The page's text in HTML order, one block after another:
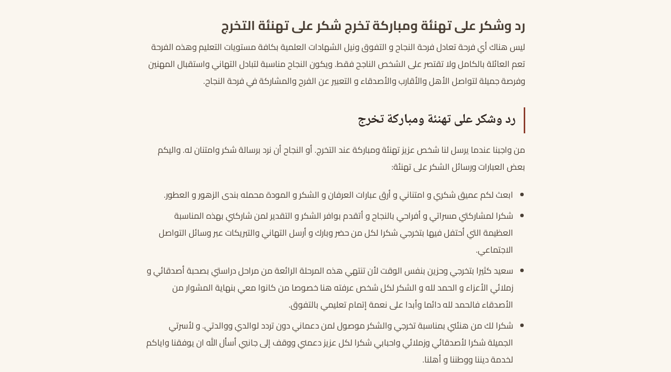
رد وشكر على تهنئة ومباركة تخرج شكر على تهنئة التخرج
ليس هناك أي فرحة تعادل فرحة النجاح و التفوق ونيل الشهادات العلمية بكافة مستويات التعليم وهذه الفرحة
تعم العائلة بالكامل ولا تقتصر على الشخص الناجح فقط. ويكون النجاح مناسبة لتبادل التهاني واستقبال المهنين
وفرصة جميلة لتواصل الأهل والأقارب والأصدقاء و التعبير عن الفرح والمشاركة في فرحة النجاح.
رد وشكر على تهنئة ومباركة تخرج
من واجبنا عندما يرسل لنا شخص عزيز تهنئة ومباركة عند التخرج. أو النجاح أن نرد برسالة شكر وامتنان له. واليكم
بعض العبارات ورسائل الشكر على تهنئة:
ابعث لكم عميق شكري و امتناني و أرق عبارات العرفان و الشكر و المودة محمله بندى الزهور و العطور.
شكرا لمشاركتي مسراتي و أفراحي بالنجاح و أتقدم بوافر الشكر و التقدير لمن شاركني بهذه المناسبة
العظيمة التي أحتفل فيها بتخرجي شكرا لكل من حضر وبارك و أرسل التهاني والتبريكات عبر وسائل التواصل
الاجتماعي.
سعيد كثيرا بتخرجي وحزين بنفس الوقت لأن تنتهي هذه المرحلة الرائعة من مراحل دراستي بصحبة أصدقائي و
زملائي الأعزاء و الحمد لله و الشكر لكل شخص عرفته هنا خصوصا من كانوا معي بنهاية المشوار من
الأصدقاء فالحمد لله دائما وأبدا على نعمة إتمام تعليمي بالتفوق.
شكرا لك من هنئني بمناسبة تخرجي والشكر موصول لمن دعماني دون تردد لوالدي ووالدتي. و لأسرتي
الجميلة شكرا لأصدقائي وزملائي واحبابي شكرا لكل عزيز دعمني ووقف إلى جانبي أسأل الله ان يوفقنا واياكم
لخدمة ديننا ووطننا و أهلنا.